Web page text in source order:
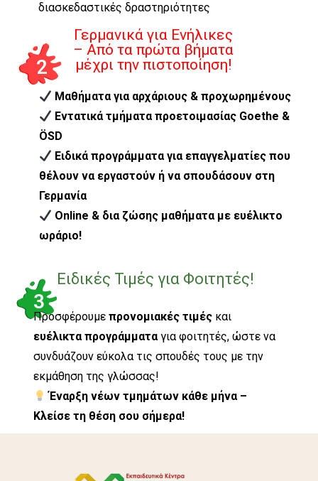
διασκεδαστικές δραστηριότητες
2
Γερμανικά για Ενήλικες
– Από τα πρώτα βήματα
μέχρι την πιστοποίηση!
Μαθήματα για αρχάριους & προχωρημένους
Εντατικά τμήματα προετοιμασίας Goethe &
ÖSD
Ειδικά προγράμματα για επαγγελματίες που
θέλουν να εργαστούν ή να σπουδάσουν στη
Γερμανία
Online & δια ζώσης μαθήματα με ευέλικτο
ωράριο!
3
Ειδικές Τιμές για Φοιτητές!
Προσφέρουμε προνομιακές τιμές και
ευέλικτα προγράμματαγια φοιτητές, ώστε να
συνδυάζουν εύκολα τις σπουδές τους με την
εκμάθηση της γλώσσας!
Έναρξη νέων τμημάτων κάθε μήνα –
Κλείσε τη θέση σου σήμερα!